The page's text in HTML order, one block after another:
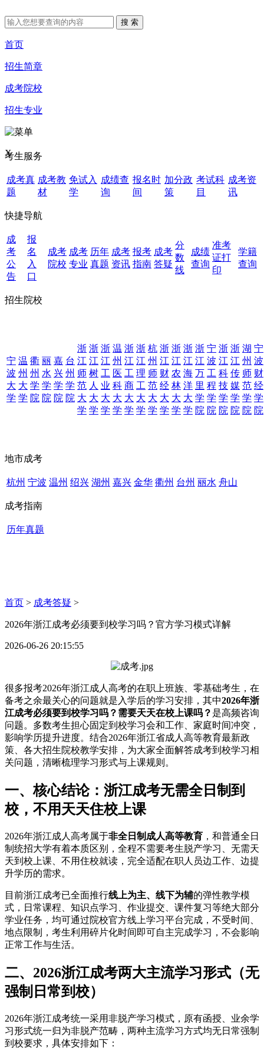
首页
招生简章
成考院校
招生专业
X
考生服务
成考真
题
成考教
材
免试入
学
成绩查
询
报名时
间
加分政
策
考试科
目
成考资
讯
快捷导航
成
考
公
告
报
名
入
口
成考
院校
成考
专业
历年
真题
成考
资讯
报考
指南
成考
答疑
分
数
线
成绩
查询
准考
证打
印
学籍
查询
招生院校
宁
波
大
学
温
州
大
学
衢
州
学
院
丽
水
学
院
嘉
兴
学
院
台
州
学
院
浙
江
师
范
大
学
浙
江
树
人
大
学
浙
江
工
业
大
学
温
州
医
科
大
学
浙
江
工
商
大
学
浙
江
理
工
大
学
杭
州
师
范
大
学
浙
江
财
经
大
学
浙
江
农
林
大
学
浙
江
海
洋
大
学
浙
江
万
里
学
院
宁
波
工
程
学
院
浙
江
科
技
学
院
浙
江
传
媒
学
院
湖
州
师
范
学
院
宁
波
财
经
学
院
地市成考
杭州 宁波 温州 绍兴 湖州 嘉兴 金华 衢州 台州 丽水 舟山
成考指南
历年真题
首页 > 成考答疑 >
2026年浙江成考必须要到校学习吗？官方学习模式详解
2026-06-26 20:15:55
很多报考2026年浙江成人高考的在职上班族、零基础考生，在
备考之余最关心的问题就是入学后的学习安排，其中2026年浙
江成考必须要到校学习吗？需要天天在校上课吗？ 是高频咨询
问题。多数考生担心固定到校学习会和工作、家庭时间冲突，
影响学历提升进度。结合2026年浙江省成人高等教育最新政
策、各大招生院校教学安排，为大家全面解答成考到校学习相
关问题，清晰梳理学习形式与上课规则。
一、核心结论：浙江成考无需全日制到
校，不用天天住校上课
2026年浙江成人高考属于非全日制成人高等教育 ，和普通全日
制统招大学有着本质区别，全程不需要考生脱产学习、无需天
天到校上课、不用住校就读，完全适配在职人员边工作、边提
升学历的需求。
目前浙江成考已全面推行线上为主、线下为辅的弹性教学模
式，日常课程、知识点学习、作业提交、课件复习等绝大部分
学业任务，均可通过院校官方线上学习平台完成，不受时间、
地点限制，考生利用碎片化时间即可自主完成学习，不会影响
正常工作与生活。
二、2026浙江成考两大主流学习形式（无
强制日常到校）
2026年浙江成考统一采用非脱产学习模式，原有函授、业余学
习形式统一归为非脱产范畴，两种主流学习方式均无日常强制
到校要求，具体安排如下：